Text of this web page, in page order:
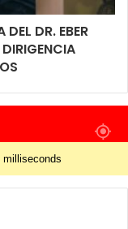
DR. EBER
milliseconds